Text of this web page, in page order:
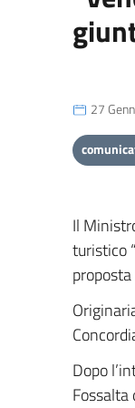
27
Il
turistico
Dopo
Fossalta